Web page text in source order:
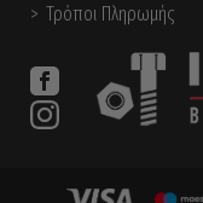
Τρόποι Πληρωμής